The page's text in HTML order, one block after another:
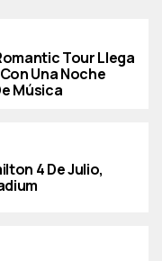
Tour Llega
Una Noche
Música
4 De Julio,